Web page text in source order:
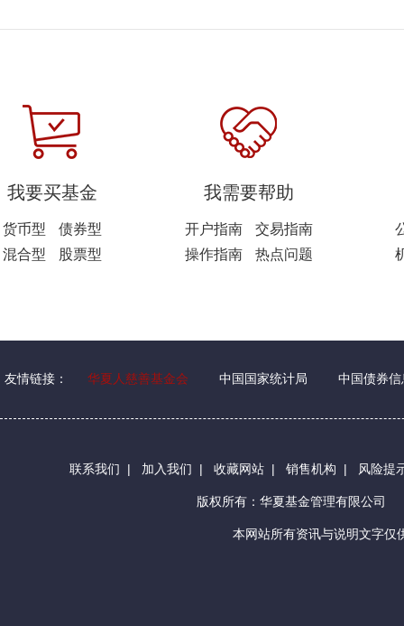
我要买基金
货币型
债券型
混合型
股票型
我需要帮助
开户指南
交易指南
操作指南
热点问题
友情链接： 华夏人慈善基金会 中国国家统计局 中国债券信
联系我们 | 加入我们 | 收藏网站 | 销售机构 | 风险提
版权所有：华夏基金管理有限公司
本网站所有资讯与说明文字仅